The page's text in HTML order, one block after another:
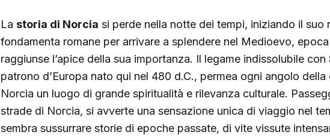
La storia di Norcia si perde nella notte dei tempi, iniziando il suo
fondamenta romane per arrivare a splendere nel Medioevo,
raggiunse l’apice della sua importanza. Il legame indissolubile con
patrono d’Europa nato qui nel 480 d.C., permea ogni angolo
Norcia un luogo di grande spiritualità e rilevanza culturale.
strade di Norcia, si avverte una sensazione unica di viaggio nel
sembra sussurrare storie di epoche passate, di vite vissute